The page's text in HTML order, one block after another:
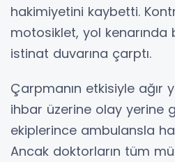
hakimiyetini kaybetti.
motosiklet, yol kenarında
istinat duvarına çarptı.
Çarpmanın etkisiyle ağır
ihbar üzerine olay yerine
ekiplerince ambulansla
Ancak doktorların tüm